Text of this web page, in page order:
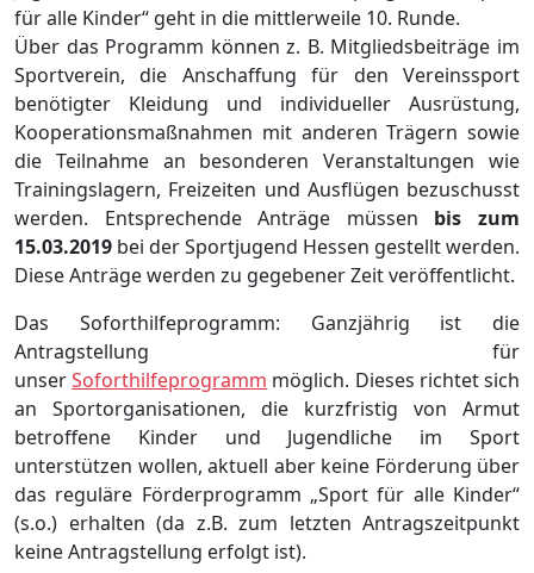
für alle Kinder“ geht in die mittlerweile 10. Runde.
Über das Programm können z. B. Mitgliedsbeiträge im
Sportverein, die Anschaffung für den Vereinssport
benötigter Kleidung und individueller Ausrüstung,
Kooperationsmaßnahmen mit anderen Trägern sowie
die Teilnahme an besonderen Veranstaltungen wie
Trainingslagern, Freizeiten und Ausflügen bezuschusst
werden. Entsprechende Anträge müssen bis zum
15.03.2019 bei der Sportjugend Hessen gestellt werden.
Diese Anträge werden zu gegebener Zeit veröffentlicht.
Das Soforthilfeprogramm: Ganzjährig ist die
Antragstellung für
unserSoforthilfeprogramm möglich. Dieses richtet sich
an Sportorganisationen, die kurzfristig von Armut
betroffene Kinder und Jugendliche im Sport
unterstützen wollen, aktuell aber keine Förderung über
das reguläre Förderprogramm „Sport für alle Kinder“
(s.o.) erhalten (da z.B. zum letzten Antragszeitpunkt
keine Antragstellung erfolgt ist).